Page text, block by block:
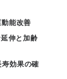
能改善
伸と加齢
効果の確